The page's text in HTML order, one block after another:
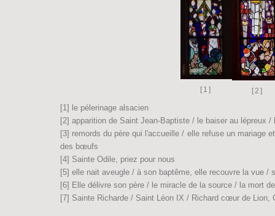
[1] [2]
[1] le pélerinage alsacien
[2] apparition de Saint Jean-Baptiste / le baiser au lépreux
[3] remords du père qui l'accueille / elle refuse un mariage
des bœufs
[4] Sainte Odile, priez pour nous
[5] elle nait aveugle / à son baptême, elle recouvre la vue
[6] Elle délivre son père / le miracle de la source / la mort
[7] Sainte Richarde / Saint Léon IX / Richard cœur de Lion,